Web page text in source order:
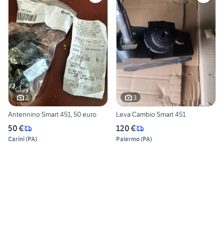
2
Antennino Smart 451, 50 euro
50 €
Carini(PA)
3
Leva Cambio Smart 451
120 €
Palermo(PA)